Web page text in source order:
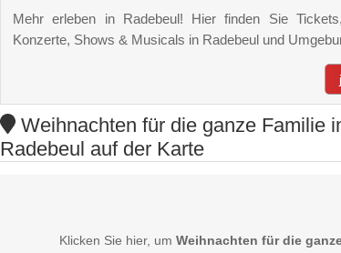
Mehr erleben in Radebeul! Hier finden Sie
Konzerte, Shows & Musicals in Radebeul und
Weihnachten für die ganze Familie
Radebeul auf der Karte
Klicken Sie hier, um Weihnachten für die